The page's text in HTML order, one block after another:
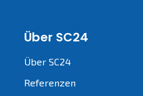
Über SC24
Über SC24
Referenzen